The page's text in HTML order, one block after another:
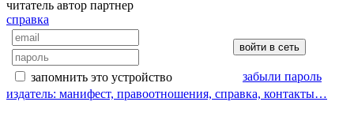
читатель автор партнер
справка
запомнить это устройство
забыли пароль
издатель: манифест, правоотношения, справка, контакты…